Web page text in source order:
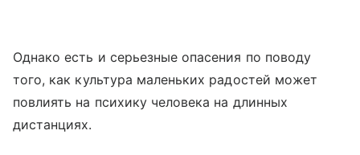
Однако есть и серьезные опасения по поводу
того, как культура маленьких радостей может
повлиять на психику человека на длинных
дистанциях.